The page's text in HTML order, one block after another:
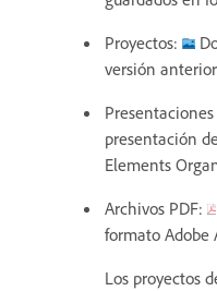
Proyectos:
versión
presentación
Elements
Archivos PDF:
formato Adobe
Los proyectos